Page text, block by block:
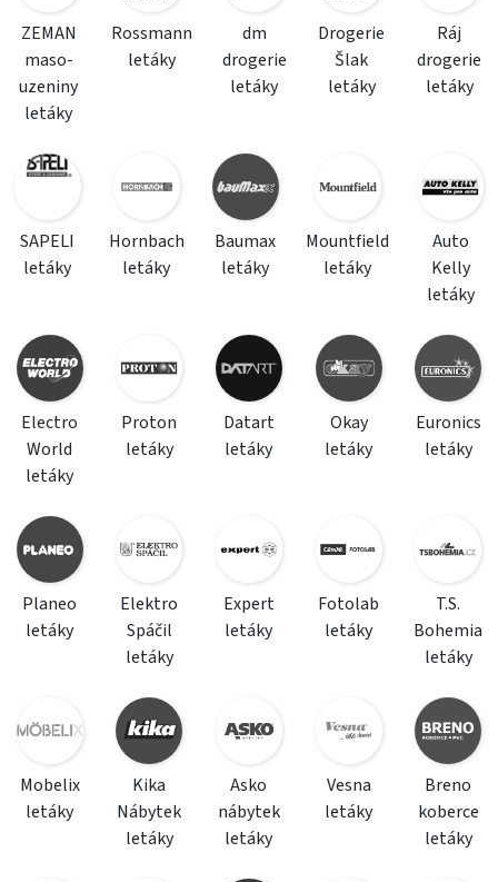
ZEMAN
maso-
uzeniny
letáky
Rossmann
letáky
dm
drogerie
letáky
Drogerie
Šlak
letáky
Ráj
drogerie
letáky
SAPELI
letáky
Hornbach
letáky
Baumax
letáky
Mountfield
letáky
Auto
Kelly
letáky
Electro
World
letáky
Proton
letáky
Datart
letáky
Okay
letáky
Euronics
letáky
Planeo
letáky
Elektro
Spáčil
letáky
Expert
letáky
Fotolab
letáky
T.S.
Bohemia
letáky
Mobelix
letáky
Kika
Nábytek
letáky
Asko
nábytek
letáky
Vesna
letáky
Breno
koberce
letáky